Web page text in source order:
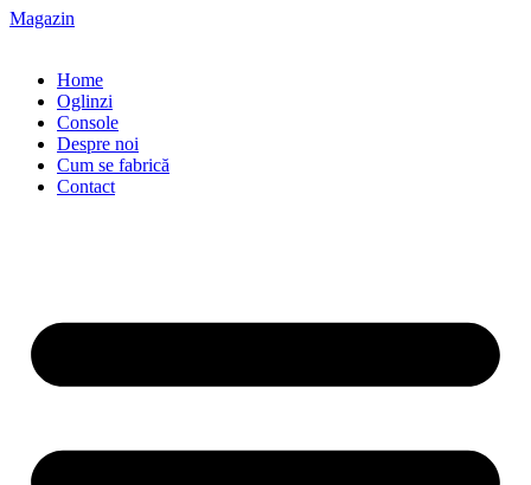
Magazin
Home
Oglinzi
Console
Despre noi
Cum se fabrică
Contact